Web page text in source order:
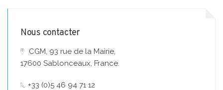
Nous contacter
CGM, 93 rue de la Mairie,
17600 Sablonceaux, France.
+33 (0)5 46 94 71 12